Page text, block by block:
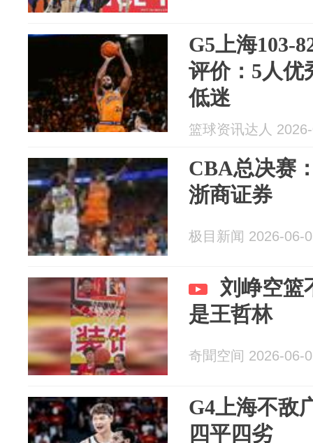
G5上海103-
评价：5人优
低迷
篮球资讯达人
CBA总决赛
浙商证券
极目新闻 2026-06-
刘峥空篮
是王哲林
奇聞空间 2026-06-
G4上海不敌
四平四劣